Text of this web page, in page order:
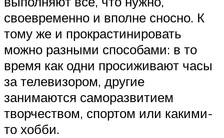
своевременно и вполне сносно. К
тому же и прокрастинировать
можно разными способами: в то
время как одни просиживают часы
за телевизором, другие
занимаются саморазвитием
творчеством, спортом или какими-
то хобби.